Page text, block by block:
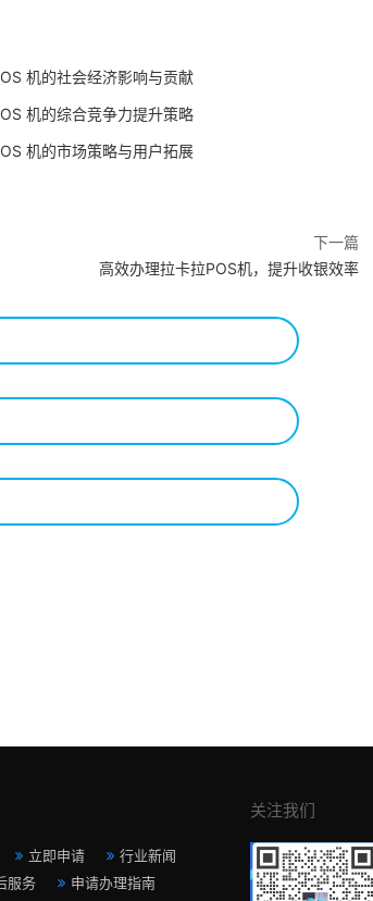
机的社会经济影响与贡献
机的综合竞争力提升策略
机的市场策略与用户拓展
下一篇
高效办理拉卡拉POS机，提升收银效率
立即申请
行业新闻
服务
申请办理指南
关注我们